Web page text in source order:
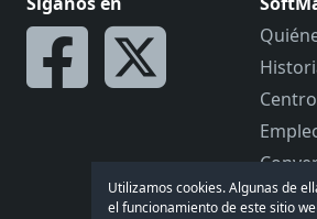
Utilizamos cookies. Algunas de
el funcionamiento de este sitio